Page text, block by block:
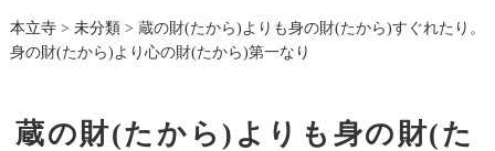
本立寺> 未分類> 蔵の財(たから)よりも身の財(たから)すぐれたり。
身の財(たから)より心の財(たから)第一なり
蔵の財(たから)よりも身の財(た